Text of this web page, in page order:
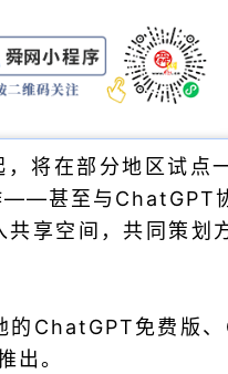
将在部分地区试点
——甚至与ChatGPT
享空间，共同策划
的ChatGPT免费版
出。